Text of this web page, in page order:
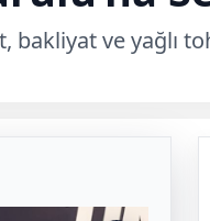
ve yağlı